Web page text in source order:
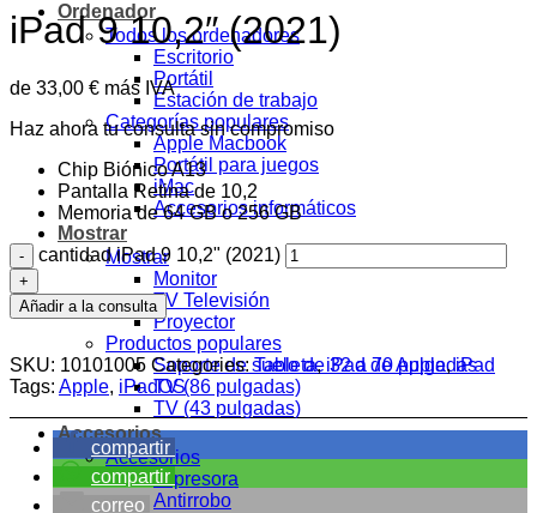
Ordenador
Todos los ordenadores
Escritorio
Portátil
Estación de trabajo
Categorías populares
Apple Macbook
Portátil para juegos
iMac
Accesorios informáticos
Mostrar
Mostrar
Monitor
TV Televisión
Proyector
Productos populares
Soporte de suelo de 32 a 70 pulgadas
TV (86 pulgadas)
TV (43 pulgadas)
Accesorios
Accesorios
Impresora
Antirrobo
iPad 9 10,2″ (2021)
de 33,00 € más IVA
Haz ahora tu consulta sin compromiso
Chip Biónico A13
Pantalla Retina de 10,2
Memoria de 64 GB o 256 GB
cantidad iPad 9 10,2" (2021)
Añadir a la consulta
SKU: 10101005 Categories:Tableta,iPad de Apple,iPad
Tags: Apple, iPadOS
compartir
compartir
correo